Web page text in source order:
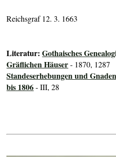
Reichsgraf 12. 3. 1663
Literatur:Gothaisches
Gräflichen Häuser- 1870, 1287
Standeserhebungen und
bis 1806- III, 28